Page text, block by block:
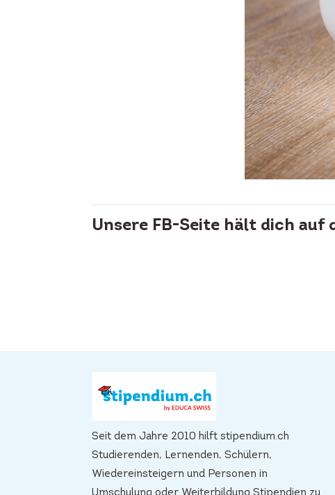
Unsere FB-Seite hält dich auf
Seit dem Jahre 2010 hilft stipendium.ch
Studierenden, Lernenden, Schülern,
Wiedereinsteigern und Personen in